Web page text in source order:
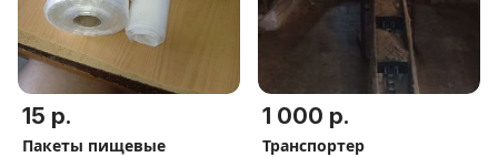
15 р.
Пакеты пищевые
1 000 р.
Транспортер